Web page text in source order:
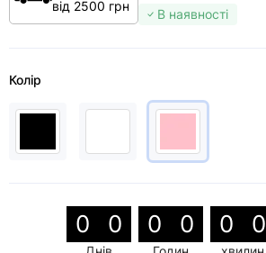
від 2500 грн
В наявності
Колір
0 0 0 0 0 0